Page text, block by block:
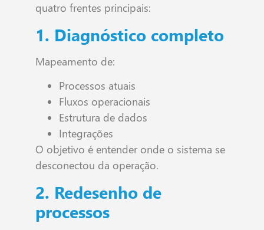
quatro frentes principais:
1. Diagnóstico completo
Mapeamento de:
Processos atuais
Fluxos operacionais
Estrutura de dados
Integrações
O objetivo é entender onde o sistema se
desconectou da operação.
2. Redesenho de
processos